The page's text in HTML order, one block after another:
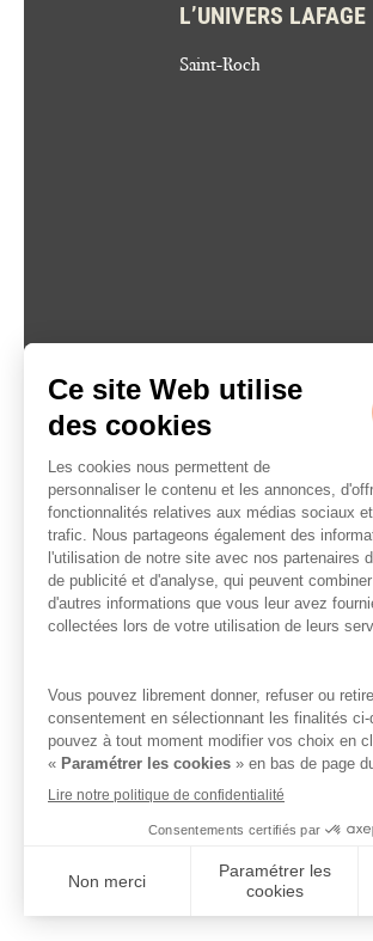
L’UNIVERS LAFAGE
Saint-Roch
L’ABUS